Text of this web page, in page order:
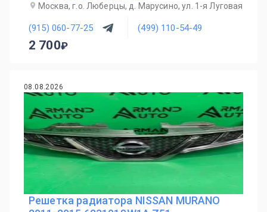
Москва, г.о. Люберцы, д. Марусино, ул. 1-я Луговая
(915) 060-77-25 (499) 110-54-49
2 700
08.08.2026
Решетка радиатора NISSAN MURANO